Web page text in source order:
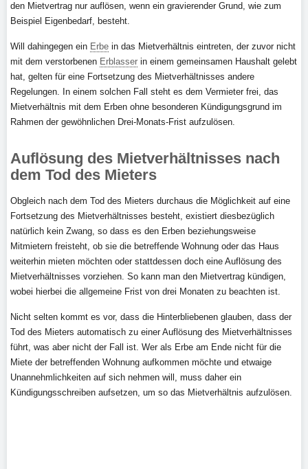
den Mietvertrag nur auflösen, wenn ein gravierender Grund, wie zum
Beispiel Eigenbedarf, besteht.
Will dahingegen ein Erbe in das Mietverhältnis eintreten, der zuvor nicht
mit dem verstorbenen Erblasser in einem gemeinsamen Haushalt gelebt
hat, gelten für eine Fortsetzung des Mietverhältnisses andere
Regelungen. In einem solchen Fall steht es dem Vermieter frei, das
Mietverhältnis mit dem Erben ohne besonderen Kündigungsgrund im
Rahmen der gewöhnlichen Drei-Monats-Frist aufzulösen.
Auflösung des Mietverhältnisses nach
dem Tod des Mieters
Obgleich nach dem Tod des Mieters durchaus die Möglichkeit auf eine
Fortsetzung des Mietverhältnisses besteht, existiert diesbezüglich
natürlich kein Zwang, so dass es den Erben beziehungsweise
Mitmietern freisteht, ob sie die betreffende Wohnung oder das Haus
weiterhin mieten möchten oder stattdessen doch eine Auflösung des
Mietverhältnisses vorziehen. So kann man den Mietvertrag kündigen,
wobei hierbei die allgemeine Frist von drei Monaten zu beachten ist.
Nicht selten kommt es vor, dass die Hinterbliebenen glauben, dass der
Tod des Mieters automatisch zu einer Auflösung des Mietverhältnisses
führt, was aber nicht der Fall ist. Wer als Erbe am Ende nicht für die
Miete der betreffenden Wohnung aufkommen möchte und etwaige
Unannehmlichkeiten auf sich nehmen will, muss daher ein
Kündigungsschreiben aufsetzen, um so das Mietverhältnis aufzulösen.